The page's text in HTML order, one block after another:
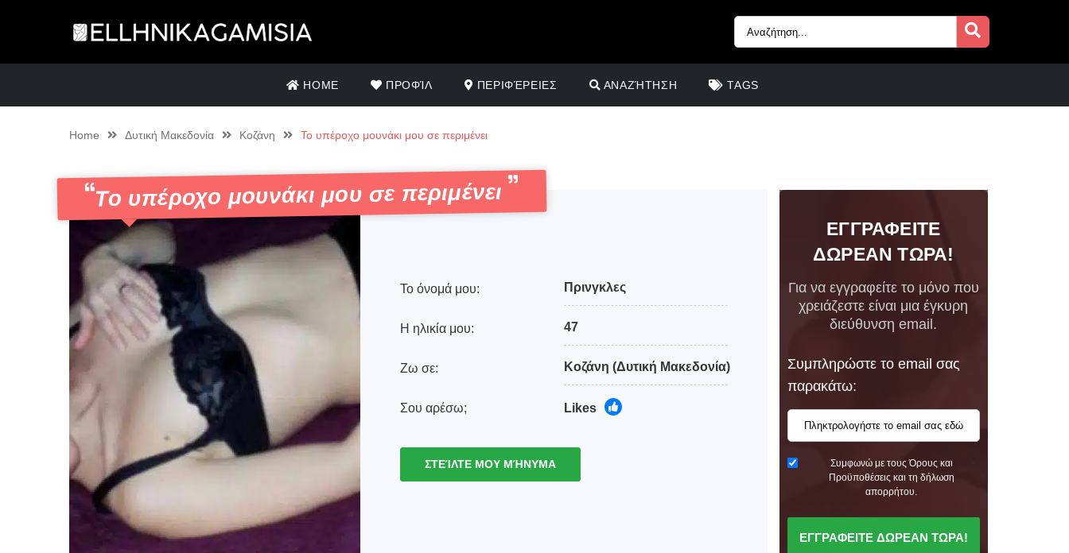
HOME ΠΡΟΦΊΛ ΠΕΡΙΦΈΡΕΙΕΣ ΑΝΑΖΉΤΗΣΗ TAGS
Home Δυτική Μακεδονία Κοζάνη Το υπέροχο μουνάκι μου σε περιμένει
Το υπέροχο μουνάκι μου σε περιμένει
Το όνομά μου: Πρινγκλες
Η ηλικία μου: 47
Ζω σε: Κοζάνη (Δυτική Μακεδονία)
Σου αρέσω; Likes
ΣΤΕΊΛΤΕ ΜΟΥ ΜΉΝΥΜΑ
ΕΓΓΡΑΦΕΙΤΕ
ΔΩΡΕΑΝ ΤΩΡΑ!
Για να εγγραφείτε το μόνο που
χρειάζεστε είναι μια έγκυρη
διεύθυνση email.
Συμπληρώστε το email σας
παρακάτω:
Συμφωνώ με τους Όρους και
Προϋποθέσεις και τη δήλωση
απορρήτου.
ΕΓΓΡΑΦΕΙΤΕ ΔΩΡΕΑΝ ΤΩΡΑ!